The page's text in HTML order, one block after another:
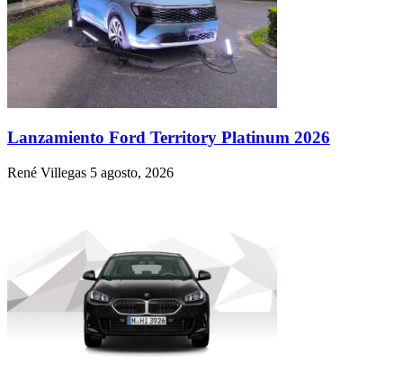
Lanzamiento Ford Territory Platinum 2026
René Villegas 5 agosto, 2026